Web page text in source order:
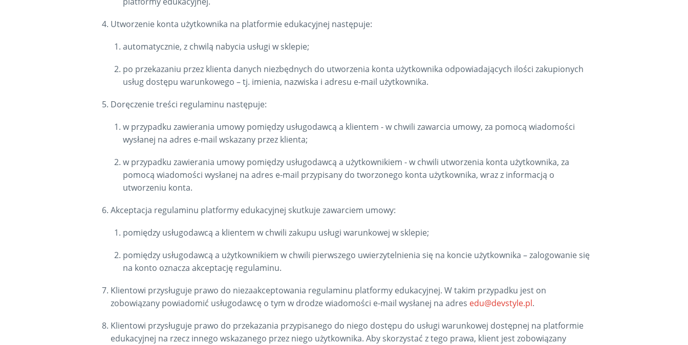
Utworzenie konta użytkownika na platformie edukacyjnej następuje:
automatycznie, z chwilą nabycia usługi w sklepie;
po przekazaniu przez klienta danych niezbędnych do utworzenia konta użytkownika odpowiadających ilości zakupionych
usług dostępu warunkowego – tj. imienia, nazwiska i adresu e-mail użytkownika.
Doręczenie treści regulaminu następuje:
w przypadku zawierania umowy pomiędzy usługodawcą a klientem - w chwili zawarcia umowy, za pomocą wiadomości
wysłanej na adres e-mail wskazany przez klienta;
w przypadku zawierania umowy pomiędzy usługodawcą a użytkownikiem - w chwili utworzenia konta użytkownika, za
pomocą wiadomości wysłanej na adres e-mail przypisany do tworzonego konta użytkownika, wraz z informacją o
utworzeniu konta.
Akceptacja regulaminu platformy edukacyjnej skutkuje zawarciem umowy:
pomiędzy usługodawcą a klientem w chwili zakupu usługi warunkowej w sklepie;
pomiędzy usługodawcą a użytkownikiem w chwili pierwszego uwierzytelnienia się na koncie użytkownika – zalogowanie się
na konto oznacza akceptację regulaminu.
Klientowi przysługuje prawo do niezaakceptowania regulaminu platformy edukacyjnej. W takim przypadku jest on
zobowiązany powiadomić usługodawcę o tym w drodze wiadomości e-mail wysłanej na adres edu@devstyle.pl.
Klientowi przysługuje prawo do przekazania przypisanego do niego dostępu do usługi warunkowej dostępnej na platformie
edukacyjnej na rzecz innego wskazanego przez niego użytkownika. Aby skorzystać z tego prawa, klient jest zobowiązany